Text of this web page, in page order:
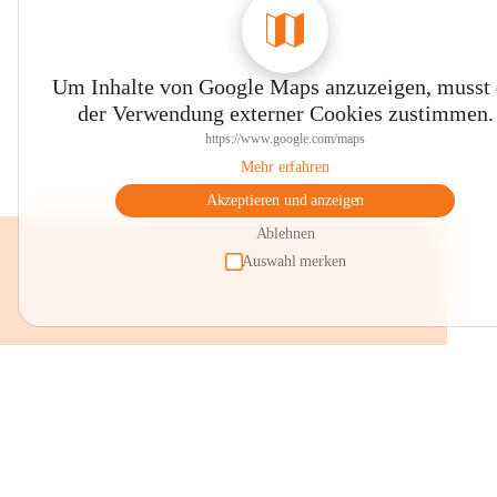
Um Inhalte von Google Maps anzuzeigen, musst
der Verwendung externer Cookies zustimmen.
https://www.google.com/maps
Mehr erfahren
Akzeptieren und anzeigen
Ablehnen
Auswahl merken